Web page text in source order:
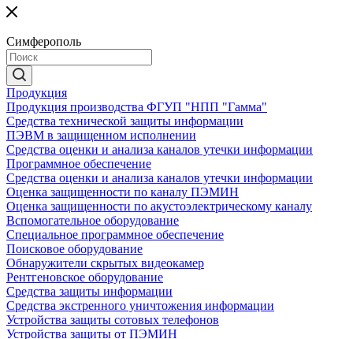
Симферополь
Продукция
Продукция производства ФГУП "НПП "Гамма"
Средства технической защиты информации
ПЭВМ в защищенном исполнении
Средства оценки и анализа каналов утечки информации
Программное обеспечение
Средства оценки и анализа каналов утечки информации
Оценка защищенности по каналу ПЭМИН
Оценка защищенности по акустоэлектрическому каналу
Вспомогательное оборудование
Специальное программное обеспечение
Поисковое оборудование
Обнаружители скрытых видеокамер
Рентгеновское оборудование
Средства защиты информации
Средства экстренного уничтожения информации
Устройства защиты сотовых телефонов
Устройства защиты от ПЭМИН